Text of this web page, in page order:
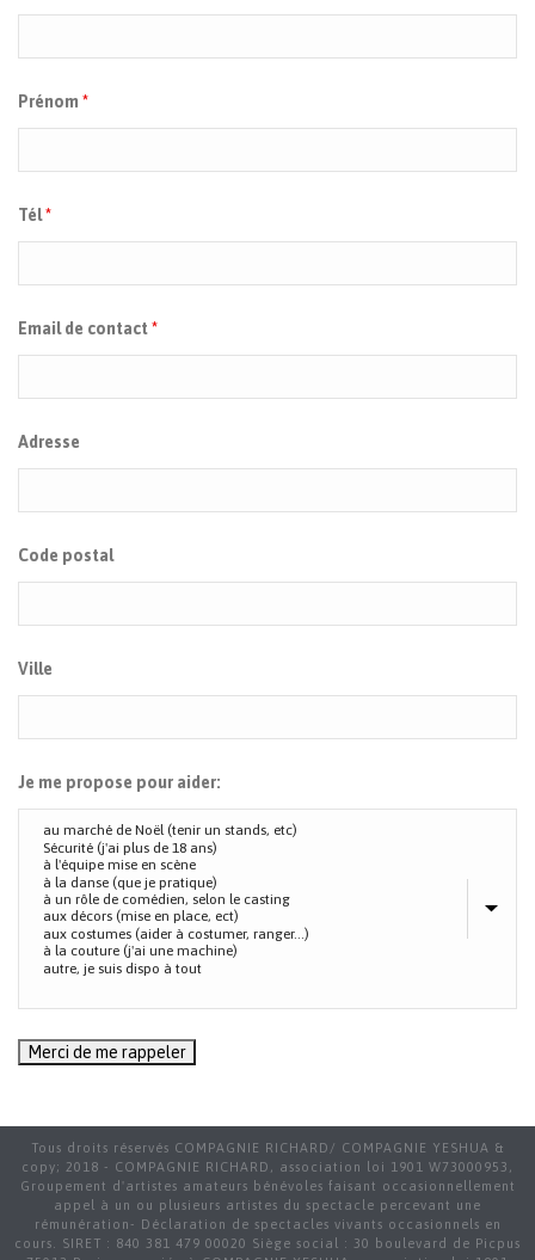
Prénom *
Tél*
Email de contact*
Adresse
Code postal
Ville
Je me propose pour aider:
Tous droits réservés COMPAGNIE RICHARD/ COMPAGNIE YESHUA &
copy; 2018 - COMPAGNIE RICHARD, association loi 1901 W73000953,
Groupement d'artistes amateurs bénévoles faisant occasionnellement
appel à un ou plusieurs artistes du spectacle percevant une
rémunération- Déclaration de spectacles vivants occasionnels en
cours. SIRET : 840 381 479 00020 Siège social : 30 boulevard de Picpus